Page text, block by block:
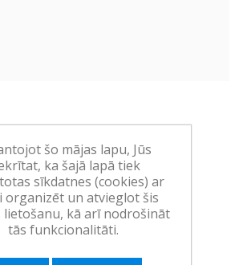
48,00€
(0,47 EUR/tablete)
RECKITT BENCKISER HC
>10 vienības noliktavā
Art.:254297
šo mājas lapu, Jūs
ka šajā lapā tiek
sīkdatnes (cookies) ar
organizēt un atvieglot šis
lietošanu, kā arī nodrošināt
tās funkcionalitāti.